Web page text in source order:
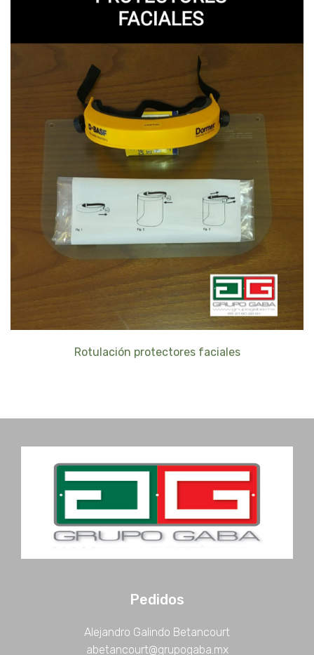
Rotulación protectores faciales
Pedidos
Alejandro Galindo Betancourt
abetancourt@grupogaba.mx